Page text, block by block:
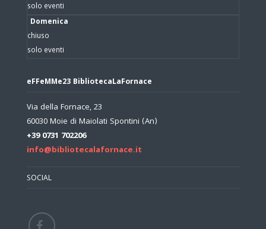
solo eventi
Domenica
chiuso
solo eventi
eFFeMMe23 BibliotecaLaFornace
Via della Fornace, 23
60030 Moie di Maiolati Spontini (An)
+39 0731 702206
info@bibliotecalafornace.it
SOCIAL